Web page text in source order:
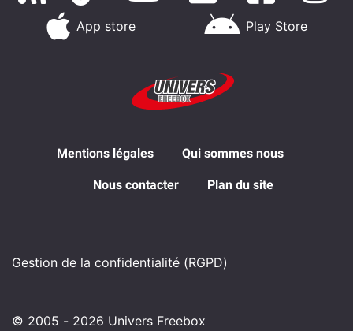
App store Play Store
Mentions légales Qui sommes nous
Nous contacter Plan du site
Gestion de la confidentialité (RGPD)
© 2005 - 2026 Univers Freebox